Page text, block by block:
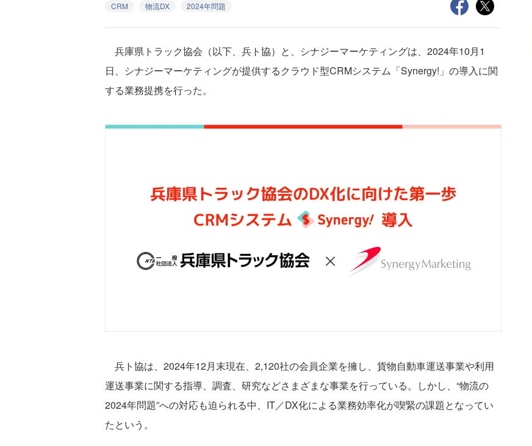
CRM 物流DX 2024年問題
兵庫県トラック協会（以下、兵ト協）と、シナジーマーケティングは、2024年10月1
日、シナジーマーケティングが提供するクラウド型CRMシステム「Synergy!」の導入に関
する業務提携を行った。
兵ト協は、2024年12月末現在、2,120社の会員企業を擁し、貨物自動車運送事業や利用
運送事業に関する指導、調査、研究などさまざまな事業を行っている。しかし、“物流の
2024年問題”への対応も迫られる中、IT／DX化による業務効率化が喫緊の課題となってい
たという。